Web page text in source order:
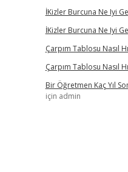
İKizler Burcuna Ne Iyi
İKizler Burcuna Ne Iyi
Çarpım Tablosu Nasıl
Çarpım Tablosu Nasıl
Bir Öğretmen Kaç Yıl
için admin